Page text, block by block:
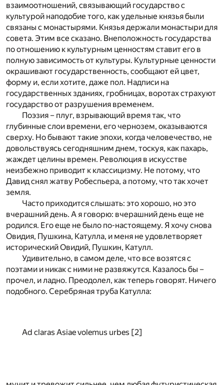
взаимоотношений, связывающий государство с
культурой наподобие того, как удельные князья были
связаны с монастырями. Князья держали монастыри для
совета. Этим все сказано. Внеположность государства
по отношению к культурным ценностям ставит его в
полную зависимость от культуры. Культурные ценности
окрашивают государственность, сообщают ей цвет,
форму и, если хотите, даже пол. Надписи на
государственных зданиях, гробницах, воротах страхуют
государство от разрушения временем.
Поэзия – плуг, взрывающий время так, что
глубинные слои времени, его чернозем, оказываются
сверху. Но бывают такие эпохи, когда человечество, не
довольствуясь сегодняшним днем, тоскуя, как пахарь,
жаждет целины времен. Революция в искусстве
неизбежно приводит к классицизму. Не потому, что
Давид снял жатву Робеспьера, а потому, что так хочет
земля.
Часто приходится слышать: это хорошо, но это
вчерашний день. А я говорю: вчерашний день еще не
родился. Его еще не было по-настоящему. Я хочу снова
Овидия, Пушкина, Катулла, и меня не удовлетворяет
исторический Овидий, Пушкин, Катулл.
Удивительно, в самом деле, что все возятся с
поэтами и никак с ними не развяжутся. Казалось бы –
прочел, и ладно. Преодолел, как теперь говорят. Ничего
подобного. Серебряная труба Катулла:
Ad claras Asiae volemus urbes [2]